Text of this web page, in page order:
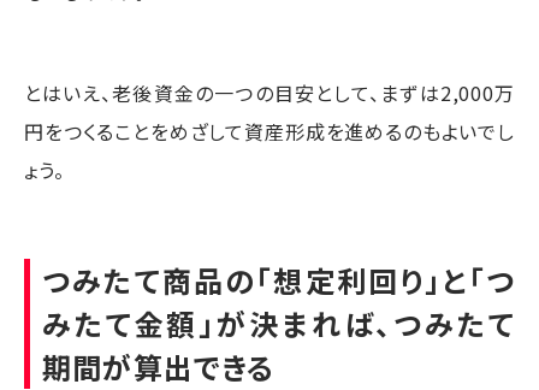
とはいえ、老後資金の一つの目安として、まずは2,000万
円をつくることをめざして資産形成を進めるのもよいでし
ょう。
つみたて商品の「想定利回り」と「つ
みたて金額」が決まれば、つみたて
期間が算出できる